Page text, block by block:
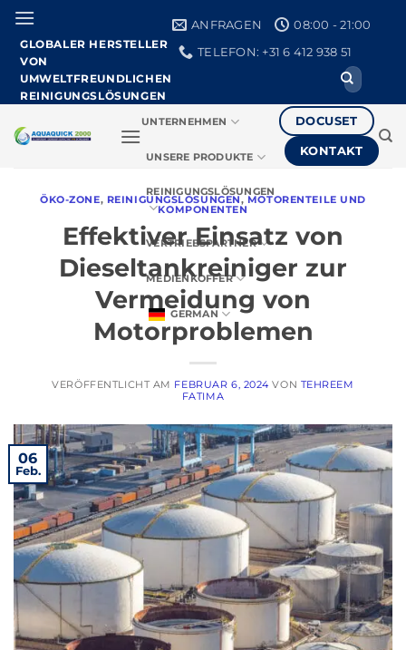
Zum
springen
GLOBALER HERSTELLER
VON
UMWELTFREUNDLICHEN
REINIGUNGSLÖSUNGEN
ANFRAGEN
08:00 - 21:00
TELEFON: +31 6 412 938 51
Suche
nach:
UNTERNEHMEN
UNSERE PRODUKTE
REINIGUNGSLÖSUNGEN
VERTRIEBSPARTNER
MEDIENKOFFER
GERMAN
DOCUSET
KONTAKT
ÖKO-ZONE, REINIGUNGSLÖSUNGEN, MOTORENTEILE UND
KOMPONENTEN
Effektiver Einsatz von
Dieseltankreiniger zur
Vermeidung von
Motorproblemen
VERÖFFENTLICHT AM FEBRUAR 6, 2024 VON TEHREEM
FATIMA
06
Feb.